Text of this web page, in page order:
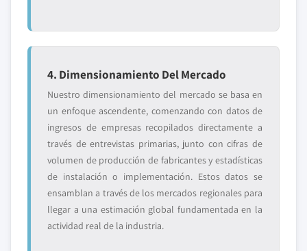
4. Dimensionamiento Del Mercado
Nuestro dimensionamiento del mercado se basa en
un enfoque ascendente, comenzando con datos de
ingresos de empresas recopilados directamente a
través de entrevistas primarias, junto con cifras de
volumen de producción de fabricantes y estadísticas
de instalación o implementación. Estos datos se
ensamblan a través de los mercados regionales para
llegar a una estimación global fundamentada en la
actividad real de la industria.